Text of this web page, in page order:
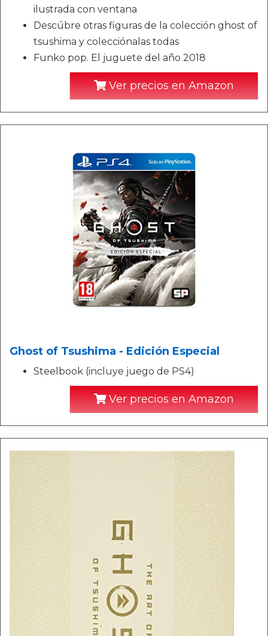
ilustrada con ventana
Descúbre otras figuras de la colección ghost of
tsushima y colecciónalas todas
Funko pop. El juguete del año 2018
Ver precios en Amazon
Ghost of Tsushima - Edición Especial
Steelbook (incluye juego de PS4)
Ver precios en Amazon